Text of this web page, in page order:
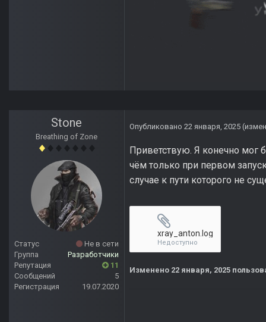
Stone
Breathing of Zone
Статус
Не в сети
Группа
Разработчики
Репутация
11
Сообщений
5
Регистрация
19.07.2020
Опубликовано 22 января, 2025
Приветствую. Я конечно
чём только при первом
случае к пути которого не
xray_anton.log
Недоступно
Изменено 22 января, 2025